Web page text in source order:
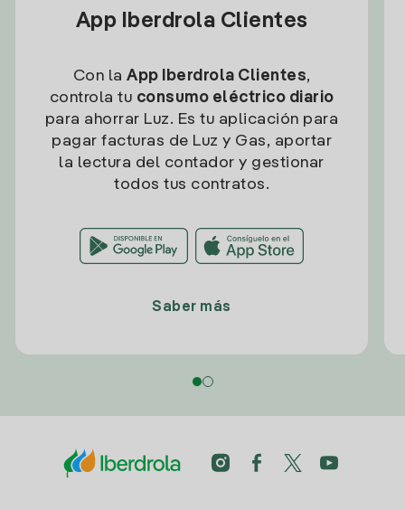
App Iberdrola Clientes
Con la App Iberdrola Clientes,
controla tu consumo eléctrico diario
para ahorrar Luz. Es tu aplicación para
pagar facturas de Luz y Gas, aportar
la lectura del contador y gestionar
todos tus contratos.
Saber más